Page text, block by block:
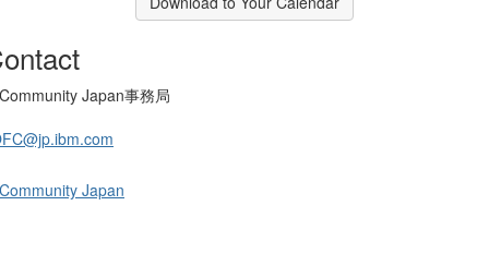
Japan事務局
Japan